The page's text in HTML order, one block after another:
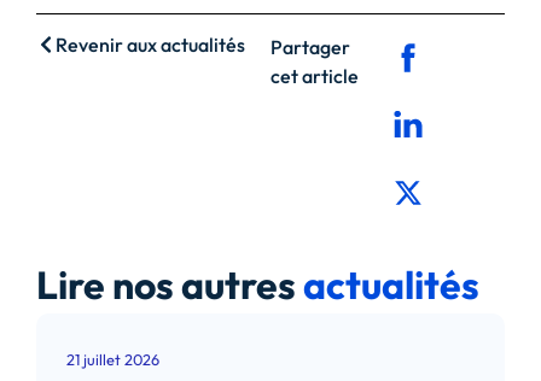
Revenir aux actualités
Partager
cet article
Lire nos autresactualités
21 juillet 2026